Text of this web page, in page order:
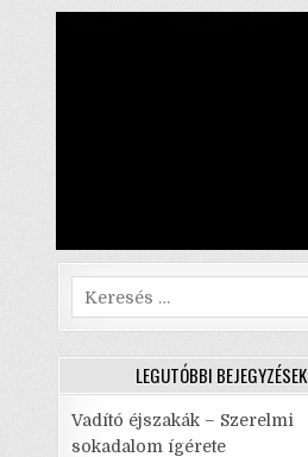
Search
for:
LEGUTÓBBI BEJEGYZÉSEK
Vadító éjszakák – Szerelmi
sokadalom ígérete